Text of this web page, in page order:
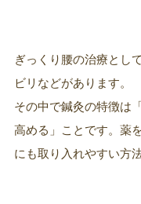
ぎっくり腰の治療とし
ビリなどがあります。
その中で鍼灸の特徴は
高める」ことです。薬
にも取り入れやすい方